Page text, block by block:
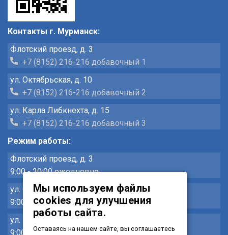
Контакты г. Мурманск:
Флотский проезд, д. 3
+7 (8152) 216-216 добавочный 1
ул. Октябрьская, д. 10
+7 (8152) 216-216 добавочный 2
ул. Карла Либкнехта, д. 15
+7 (8152) 216-216 добавочный 3
Режим работы:
Флотский проезд, д. 3
9:00 - 20:00 ежедневно
ул. Октябрьская, д. 10
9:00 - 20:00 ежедневно
ул. Карла Либкнехта, д. 15
9:00 - 20:00 ежедневно
Мы используем файлы
cookies для улучшения
работы сайта.
Оставаясь на нашем сайте, вы соглашаетесь